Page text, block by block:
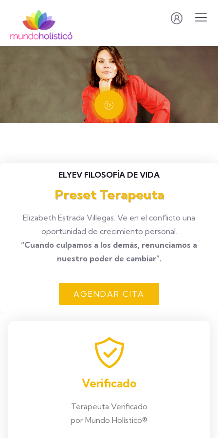
ELYEV FILOSOFÍA DE VIDA
Preset Terapeuta
Elizabeth Estrada Villegas. Ve en el conflicto una
oportunidad de crecimiento personal.
“Cuando culpamos a los demás, renunciamos a
nuestro poder de cambiar”.
AGENDAR CITA
Verificado
Terapeuta Verificado
por Mundo Holístico®